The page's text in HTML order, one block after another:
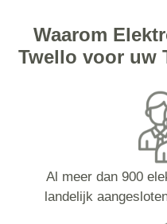
Waarom
Twello voor uw
Al meer dan 900
landelijk